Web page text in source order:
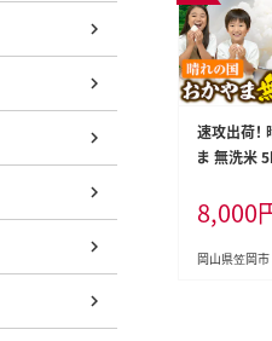
速攻出荷！
ま 無洗米
笠岡市 無
送料無料
無洗米 ---
8,000
岡山県笠岡市